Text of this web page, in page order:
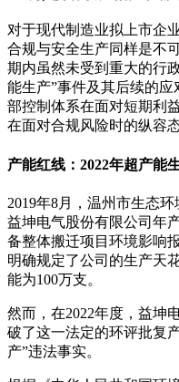
对于现代制造业拟上市企
合规与安全生产同样是不
期内虽然未受到重大的行
能生产”事件及其后续的
部控制体系在面对短期利
在面对合规风险时的纵容态
产能红线：2022年超产能
2019年8月，温州市生态
益坤电气股份有限公司年
备整体搬迁项目环境影响
明确规定了公司的生产天
能为100万支。
然而，在2022年度，益坤
破了这一法定的环评批复
产”违法事实。